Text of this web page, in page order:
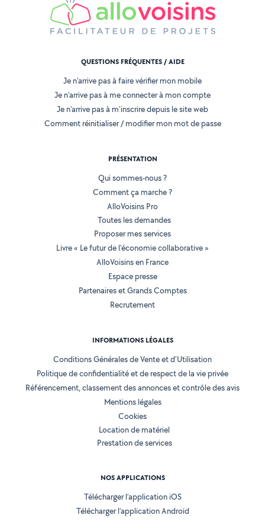
QUESTIONS FRÉQUENTES / AIDE
Je n'arrive pas à faire vérifier mon mobile
Je n'arrive pas à me connecter à mon compte
Je n'arrive pas à m'inscrire depuis le site web
Comment réinitialiser / modifier mon mot de passe
PRÉSENTATION
Qui sommes-nous ?
Comment ça marche ?
AlloVoisins Pro
Toutes les demandes
Proposer mes services
Livre « Le futur de l'économie collaborative »
AlloVoisins en France
Espace presse
Partenaires et Grands Comptes
Recrutement
INFORMATIONS LÉGALES
Conditions Générales de Vente et d'Utilisation
Politique de confidentialité et de respect de la vie privée
Référencement, classement des annonces et contrôle des avis
Mentions légales
Cookies
Location de matériel
Prestation de services
NOS APPLICATIONS
Télécharger l’application iOS
Télécharger l’application Android